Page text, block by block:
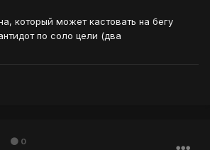
который может кастовать на бегу
по соло цели (два
0